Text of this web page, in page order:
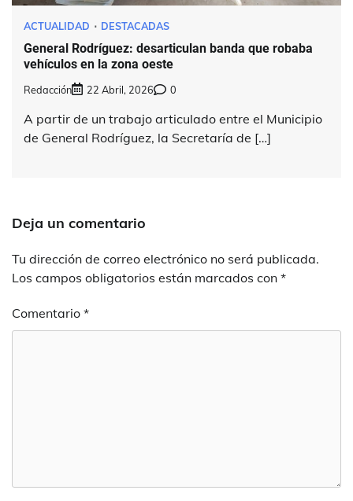
ACTUALIDAD DESTACADAS
General Rodríguez: desarticulan banda que robaba
vehículos en la zona oeste
Redacción 22 Abril, 2026 0
A partir de un trabajo articulado entre el Municipio
de General Rodríguez, la Secretaría de […]
Deja un comentario
Tu dirección de correo electrónico no será publicada.
Los campos obligatorios están marcados con *
Comentario *